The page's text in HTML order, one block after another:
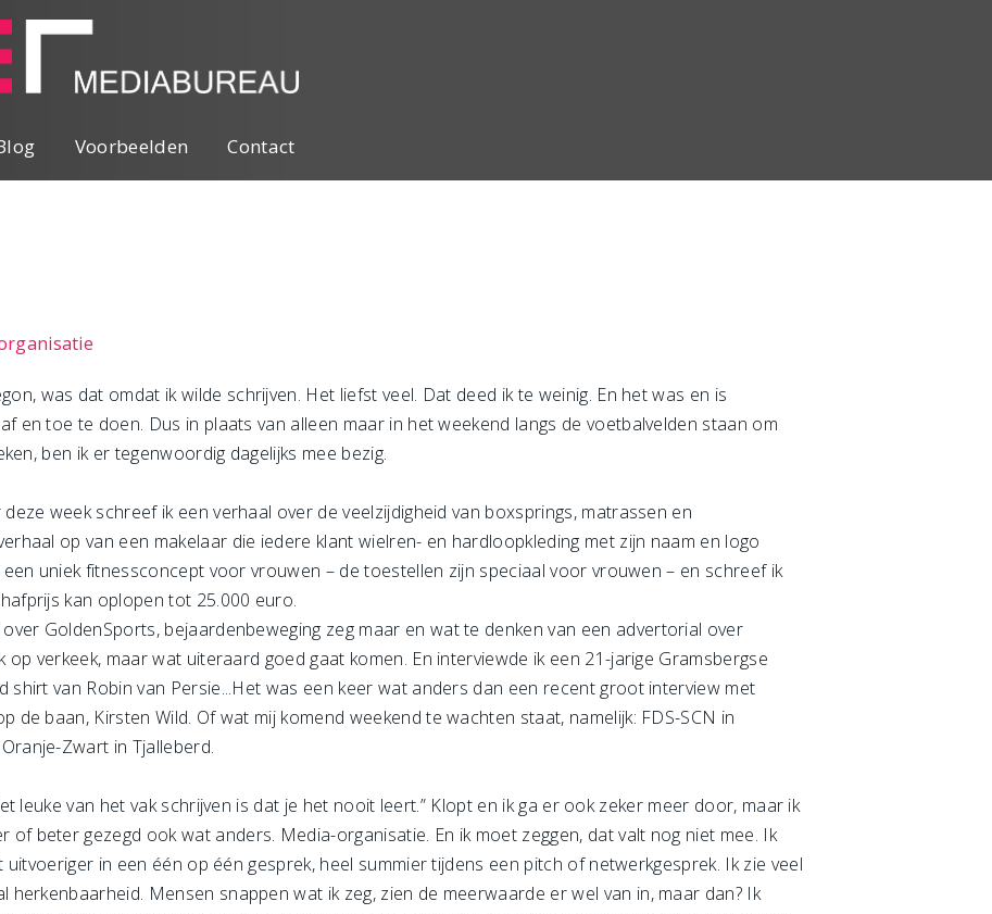
Voorbeelden Contact
was dat omdat ik wilde schrijven. Het liefst veel. Dat deed ik te weinig. En het was en is
en toe te doen. Dus in plaats van alleen maar in het weekend langs de voetbalvelden staan om
ben ik er tegenwoordig dagelijks mee bezig.
week schreef ik een verhaal over de veelzijdigheid van boxsprings, matrassen en
op van een makelaar die iedere klant wielren- en hardloopkleding met zijn naam en logo
uniek fitnessconcept voor vrouwen – de toestellen zijn speciaal voor vrouwen – en schreef ik
kan oplopen tot 25.000 euro.
GoldenSports, bejaardenbeweging zeg maar en wat te denken van een advertorial over
verkeek, maar wat uiteraard goed gaat komen. En interviewde ik een 21-jarige Gramsbergse
shirt van Robin van Persie...Het was een keer wat anders dan een recent groot interview met
de baan, Kirsten Wild. Of wat mij komend weekend te wachten staat, namelijk: FDS-SCN in
Zwart in Tjalleberd.
leuke van het vak schrijven is dat je het nooit leert.” Klopt en ik ga er ook zeker meer door, maar ik
of beter gezegd ook wat anders. Media-organisatie. En ik moet zeggen, dat valt nog niet mee. Ik
in een één op één gesprek, heel summier tijdens een pitch of netwerkgesprek. Ik zie veel
herkenbaarheid. Mensen snappen wat ik zeg, zien de meerwaarde er wel van in, maar dan? Ik